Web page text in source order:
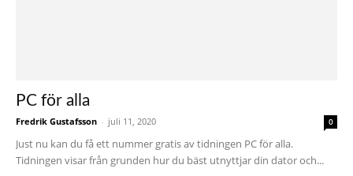
PC för alla
Fredrik Gustafsson - juli 11, 2020 0
Just nu kan du få ett nummer gratis av tidningen PC för alla.
Tidningen visar från grunden hur du bäst utnyttjar din dator och...